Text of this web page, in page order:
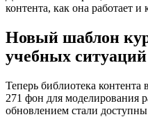
контента, как она работает и
Новый шаблон
учебных ситуаций
Теперь библиотека
271 фон для моделирования
обновлением стали